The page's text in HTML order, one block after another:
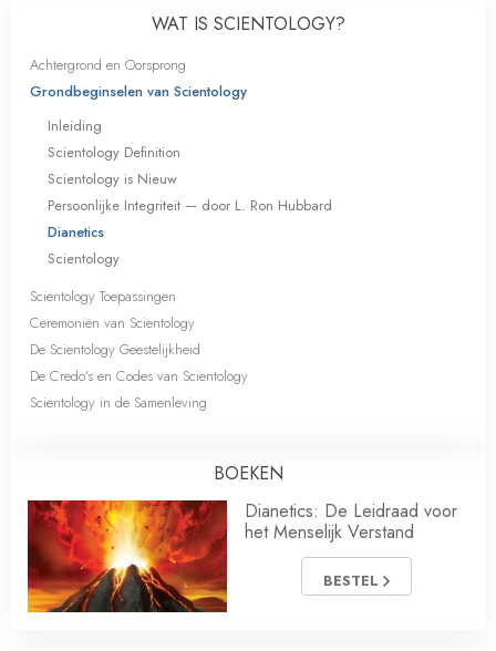
WAT IS SCIENTOLOGY?
Achtergrond en Oorsprong
Grondbeginselen van Scientology
Inleiding
Scientology Definition
Scientology is Nieuw
Persoonlijke Integriteit — door L. Ron Hubbard
Dianetics
Scientology
Scientology Toepassingen
Ceremoniën van Scientology
De Scientology Geestelijkheid
De Credo’s en Codes van Scientology
Scientology in de Samenleving
BOEKEN
Dianetics: De Leidraad voor
het Menselijk Verstand
BESTEL